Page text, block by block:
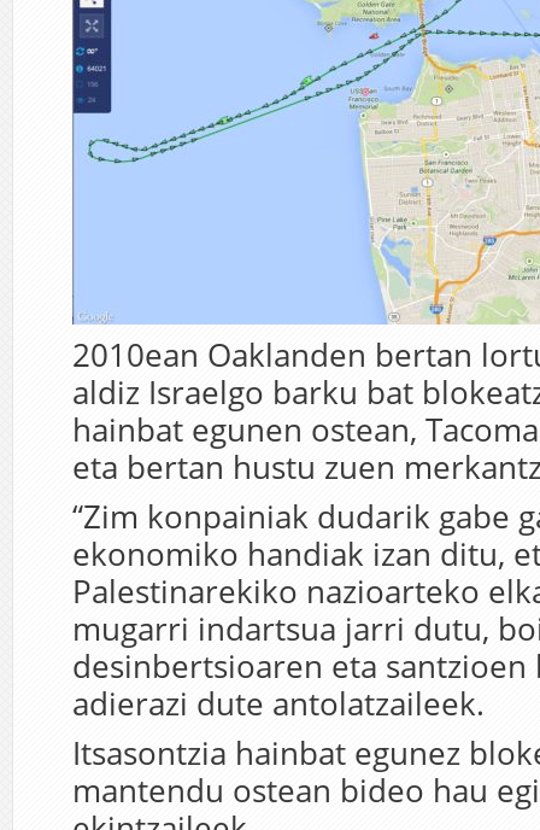
2010ean Oaklanden bertan
aldiz Israelgo barku bat
hainbat egunen ostean,
eta bertan hustu zuen
“Zim konpainiak dudarik gabe
ekonomiko handiak izan ditu,
Palestinarekiko nazioarteko
mugarri indartsua jarri dutu,
desinbertsioaren eta santzioen
adierazi dute antolatzaileek.
Itsasontzia hainbat egunez
mantendu ostean bideo hau